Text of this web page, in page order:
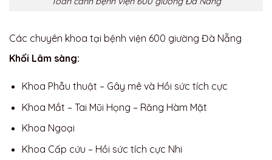
Các chuyên khoa tại bệnh viện 600 giường Đà Nẵng
Khối Lâm sàng:
Khoa Phẫu thuật – Gây mê và Hồi sức tích cực
Khoa Mắt – Tai Mũi Họng – Răng Hàm Mặt
Khoa Ngoại
Khoa Cấp cứu – Hồi sức tích cực Nhi